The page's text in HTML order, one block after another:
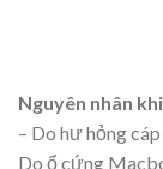
Nguyên nhân
– Do hư hỏng
Do ổ cứng